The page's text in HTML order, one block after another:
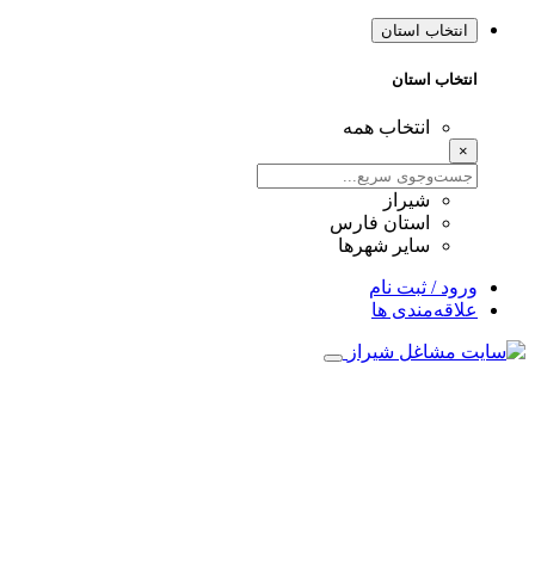
انتخاب استان
انتخاب استان
انتخاب همه
×
شیراز
استان فارس
سایر شهرها
ورود / ثبت نام
علاقه‌مندی ها